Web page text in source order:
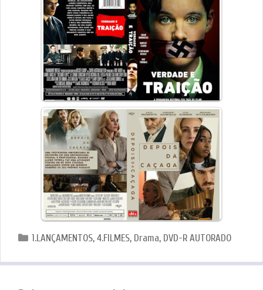
Categorias
1.LANÇAMENTOS,4.FILMES, Drama, DVD-R AUTORADO